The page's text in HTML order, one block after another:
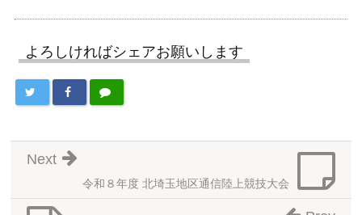
よろしければシェアお願いします
令和８年度 北埼玉地区通信陸上競技大会
Next